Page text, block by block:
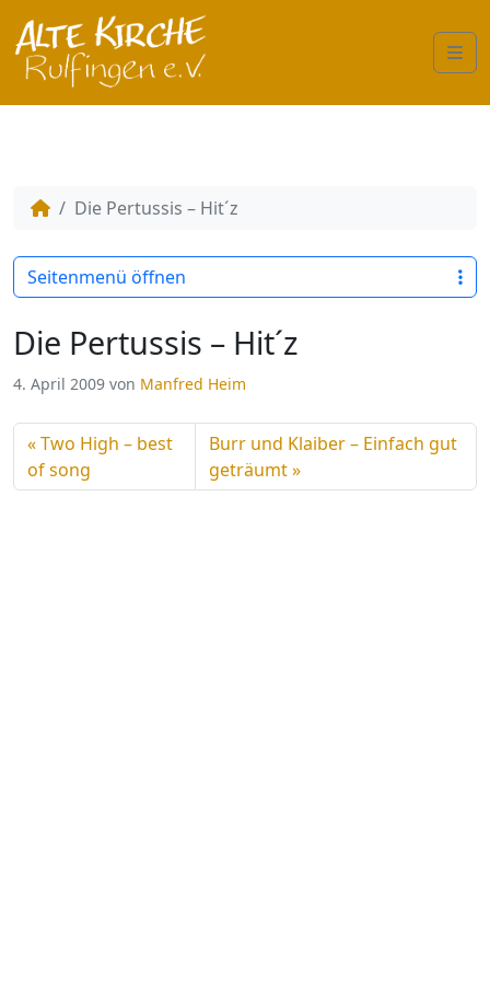
Die Pertussis – Hit´z
Die Pertussis – Hit´z
4. April 2009 von Manfred Heim
Two High – best
of song
Burr und Klaiber – Einfach gut
geträumt
Seitenmenü öffnen